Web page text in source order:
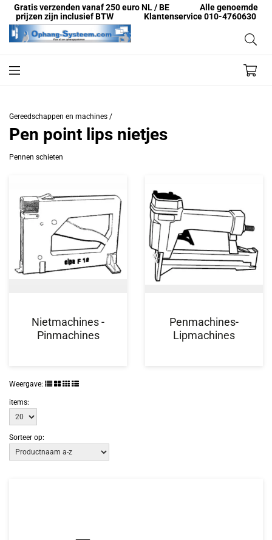
Gratis verzenden vanaf 250 euro NL / BE
Alle genoemde
prijzen zijn inclusief BTW
Klantenservice 010-4760630
Gereedschappen en machines /
Pen point lips nietjes
Pennen schieten
Nietmachines -
Pinmachines
Penmachines-
Lipmachines
Weergave:
items:
Sorteer op: